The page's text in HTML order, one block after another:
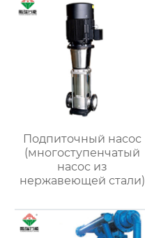
Подпиточный насос
(многоступенчатый
насос из
нержавеющей стали)